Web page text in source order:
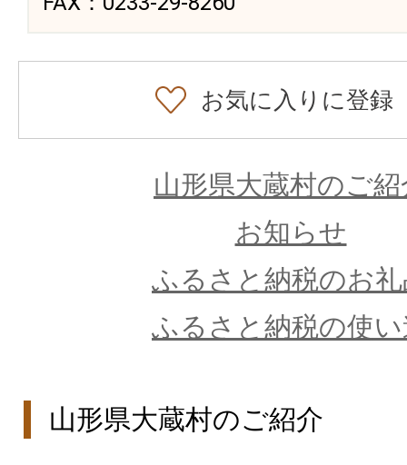
お気に入りに登録
山形県大蔵村のご紹
お知らせ
ふるさと納税のお
ふるさと納税の使
山形県大蔵村のご紹介